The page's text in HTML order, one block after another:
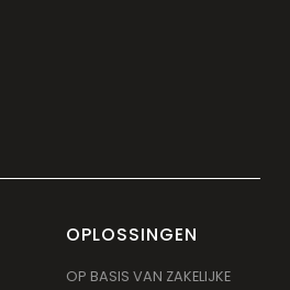
OPLOSSINGEN
OP BASIS VAN ZAKELIJKE